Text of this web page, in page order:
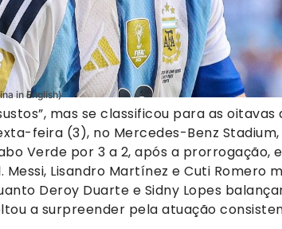
in English)
mas se classificou para as
feira (3), no Mercedes-Benz
Verde por 3 a 2, após a prorrogação,
Messi, Lisandro Martínez e Cuti Romero
Deroy Duarte e Sidny Lopes
a surpreender pela atuação